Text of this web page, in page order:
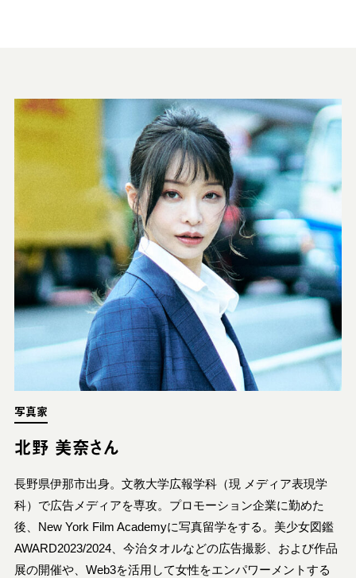
写真家
北野 美奈さん
長野県伊那市出身。文教大学広報学科（現 メディア表現学
科）で広告メディアを専攻。プロモーション企業に勤めた
後、New York Film Academyに写真留学をする。美少女図鑑
AWARD2023/2024、今治タオルなどの広告撮影、および作品
展の開催や、Web3を活用して女性をエンパワーメントする